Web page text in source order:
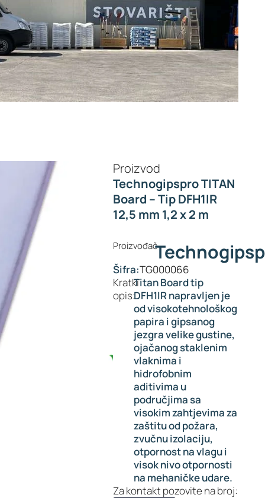
Proizvod
Technogipspro TITAN
Board – Tip DFH1IR
12,5 mm 1,2 x 2 m
Proizvođač
Šifra:TG000066
Kratki
opis:
Titan Board tip
DFH1IR napravljen je
od visokotehnološkog
papira i gipsanog
jezgra velike gustine,
ojačanog staklenim
vlaknima i
hidrofobnim
aditivima u
područjima sa
visokim zahtjevima za
zaštitu od požara,
zvučnu izolaciju,
otpornost na vlagu i
visok nivo otpornosti
na mehaničke udare.
Za kontakt pozovite na broj: